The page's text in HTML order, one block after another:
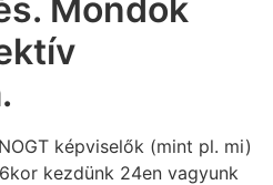
Mondok
képviselők (mint pl. mi)
kezdünk 24en vagyunk